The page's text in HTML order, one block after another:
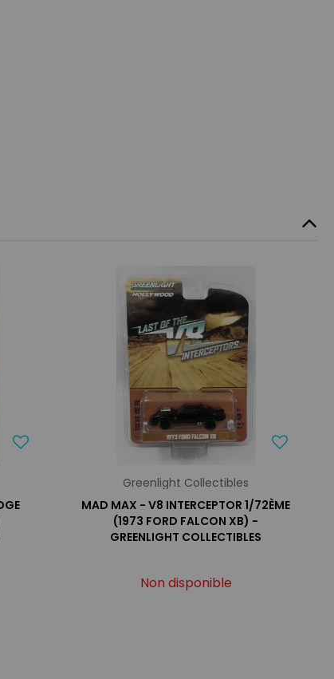
Greenlight Collectibles
MAD MAX - V8 INTERCEPTOR 1/72ÈME
(1973 FORD FALCON XB) -
GREENLIGHT COLLECTIBLES
Non disponible